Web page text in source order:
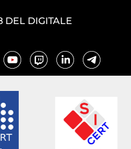
DEL DIGITALE